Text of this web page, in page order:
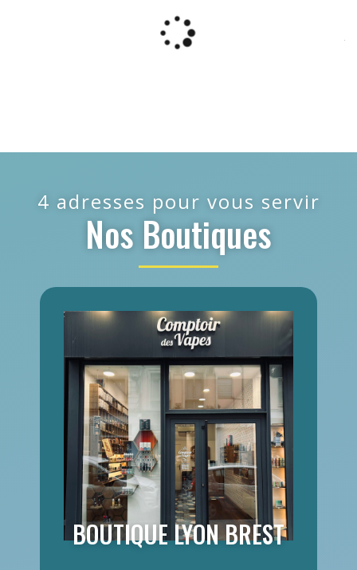
4 adresses pour vous servir
Nos Boutiques
BOUTIQUE LYON BREST